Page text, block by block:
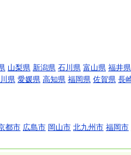
山梨県 新潟県 石川県 富山県 福井県
県 愛媛県 高知県 福岡県 佐賀県 長
都市 広島市 岡山市 北九州市 福岡市